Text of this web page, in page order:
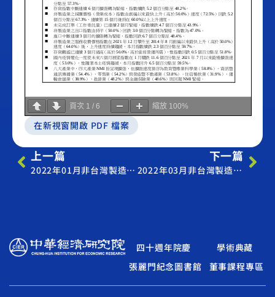
頁次 1 / 6 縮放 100%
在新視窗開啟 PDF 檔案
上一篇
2022年01月非台灣製造業採購經理人指數
下一篇
2022年03月非台灣製造業採購經理人指數
四十週年院慶
學術典藏
張麗門紀念圖書館
董事課程專區